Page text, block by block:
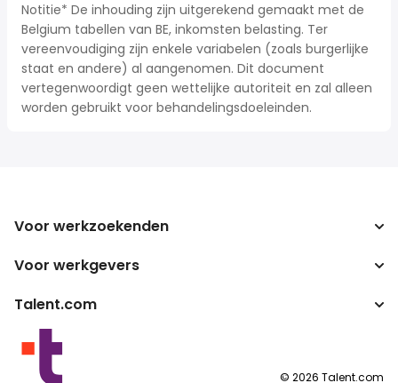
Notitie* De inhouding zijn uitgerekend gemaakt met de
Belgium tabellen van BE, inkomsten belasting. Ter
vereenvoudiging zijn enkele variabelen (zoals burgerlijke
staat en andere) al aangenomen. Dit document
vertegenwoordigt geen wettelijke autoriteit en zal alleen
worden gebruikt voor behandelingsdoeleinden.
Voor werkzoekenden
Jobs zoeken
Salarisomzetter
Voor werkgevers
Onderneming
Publisher programma's
Talent.com
Meer landen
Servicevoorwaarden
© 2026 Talent.com